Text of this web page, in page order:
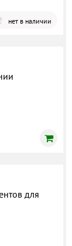
нет в наличии
для